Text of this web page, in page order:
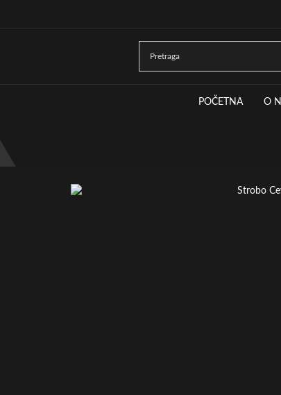
POČETNA O